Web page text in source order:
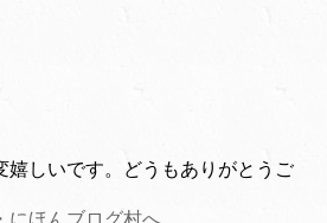
嬉しいです。どうもありがとうご